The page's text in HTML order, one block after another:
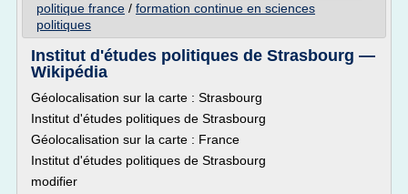
politique france / formation continue en sciences
politiques
Institut d'études politiques de Strasbourg —
Wikipédia
Géolocalisation sur la carte : Strasbourg
Institut d'études politiques de Strasbourg
Géolocalisation sur la carte : France
Institut d'études politiques de Strasbourg
modifier